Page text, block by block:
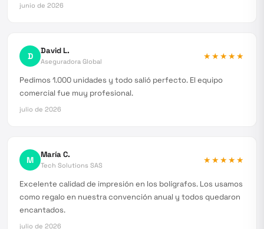
junio de 2026
D David L.
Aseguradora Global
★★★★★
Pedimos 1.000 unidades y todo salió perfecto. El equipo
comercial fue muy profesional.
julio de 2026
M María C.
Tech Solutions SAS
★★★★★
Excelente calidad de impresión en los bolígrafos. Los usamos
como regalo en nuestra convención anual y todos quedaron
encantados.
julio de 2026